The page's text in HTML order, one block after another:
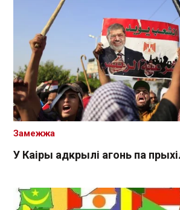
У Каіры адкрылі агонь па
Замежжа